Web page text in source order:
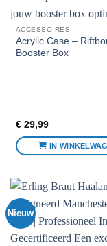
ACCESSOIRES
Acrylic Case –
Booster Box
€29,99
IN
Nieuw